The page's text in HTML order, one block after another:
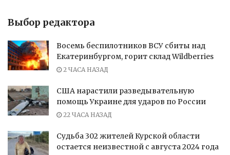
Выбор редактора
Восемь беспилотников ВСУ сбиты над
Екатеринбургом, горит склад Wildberries
2 ЧАСА НАЗАД
США нарастили разведывательную
помощь Украине для ударов по России
22 ЧАСА НАЗАД
Судьба 302 жителей Курской области
остается неизвестной с августа 2024 года